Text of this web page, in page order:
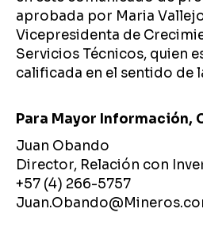
aprobada por Maria
Vicepresidenta de
Servicios Técnicos, quien
calificada en el sentido de
Para Mayor Información,
Juan Obando
Director, Relación con
+57 (4) 266-5757